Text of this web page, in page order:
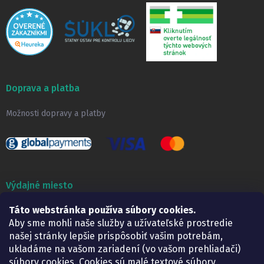
Táto webstránka používa súbory cookies.
Aby sme mohli naše služby a užívateľské prostredie
našej stránky lepšie prispôsobiť vašim potrebám,
ukladáme na vašom zariadení (vo vašom prehliadači)
Doprava a platba
Možnosti dopravy a platby
Výdajné miesto
Lekáreň ADONAI
Košice – Smetanova 2
Pondelok:
07.30 – 15.30 h.
Utorok:
07.30 – 16.00 h.
Streda:
07.30 – 16.00 h.